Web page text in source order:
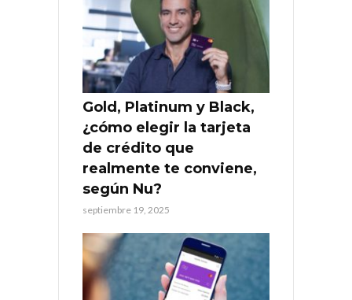
Gold, Platinum y Black,
¿cómo elegir la tarjeta
de crédito que
realmente te conviene,
según Nu?
septiembre 19, 2025